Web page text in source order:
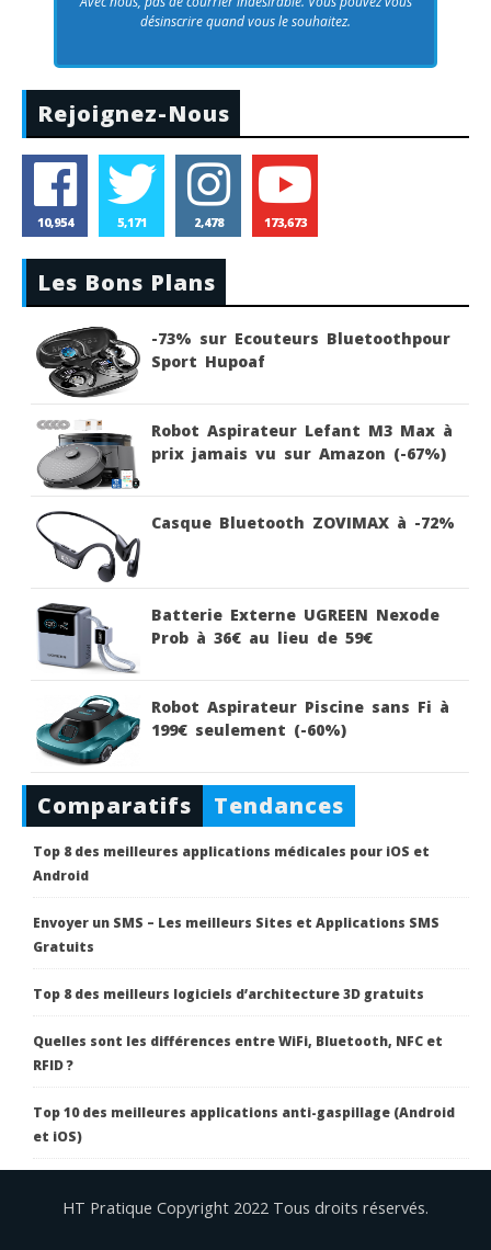
désinscrire quand vous le souhaitez.
Rejoignez-Nous
10,954 5,171 2,478 173,673
Les Bons Plans
-73% sur Ecouteurs Bluetoothpour
Sport Hupoaf
Robot Aspirateur Lefant M3 Max à
prix jamais vu sur Amazon (-67%)
Casque Bluetooth ZOVIMAX à -72%
Batterie Externe UGREEN Nexode
Prob à 36€ au lieu de 59€
Robot Aspirateur Piscine sans Fi à
199€ seulement (-60%)
Comparatifs Tendances
Top 8 des meilleures applications médicales pour iOS et
Android
Envoyer un SMS – Les meilleurs Sites et Applications SMS
Gratuits
Top 8 des meilleurs logiciels d’architecture 3D gratuits
Quelles sont les différences entre WiFi, Bluetooth, NFC et
RFID ?
Top 10 des meilleures applications anti-gaspillage (Android
et iOS)
HT Pratique Copyright 2022 Tous droits réservés.